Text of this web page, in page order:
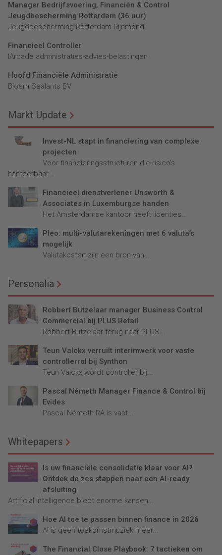
Manager Bedrijfsvoering, Financiën & Control
Jeugdbescherming Rotterdam (36 uur)
Jeugdbescherming Rotterdam Rijnmond
Financieel Controller
lArcade administraties-advies-belastingen
Hoofd Financiële Administratie
Bloem Sealants BV
Markt Update
Invest-NL stapt in financiering van complexe
projecten
Voor financieringsstructuren die risico’s
hanteerbaar...
Financieel dienstverlener Unsworth &
Associates in Luxemburgse handen
Het Amsterdamse kantoor heeft licenties...
Pleo: multi-valutarekeningen met 6 valuta’s
mogelijk
Valutakosten zijn een bron van...
Personalia
Robbert Butzelaar manager Business Control
Commercial bij PLUS Retail
Robbert Butzelaar terug naar PLUS...
Teun Valckx verruilt interimwerk voor vaste
controllerrol bij Synthon
Teun Valckx wordt controller bij...
Pascal Németh Manager Finance & Control bij
Evides
Pascal Németh RA is vast...
Whitepapers
Is uw financiële consolidatie klaar voor AI?
Ontdek de zes stappen naar een AI-ready
afsluiting
Artificial Intelligence biedt enorme kansen...
Hoe AI toe te passen binnen finance in 2026
AI is geen toekomstmuziek meer...
The Financial Close Playbook: 7 tactieken om